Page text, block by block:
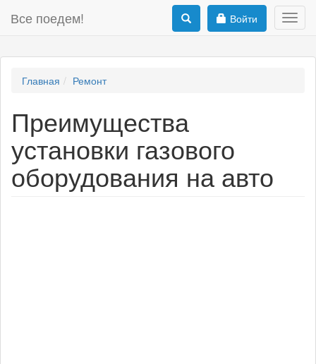
Все поедем! Войти
Главная Ремонт
Преимущества
установки газового
оборудования на авто